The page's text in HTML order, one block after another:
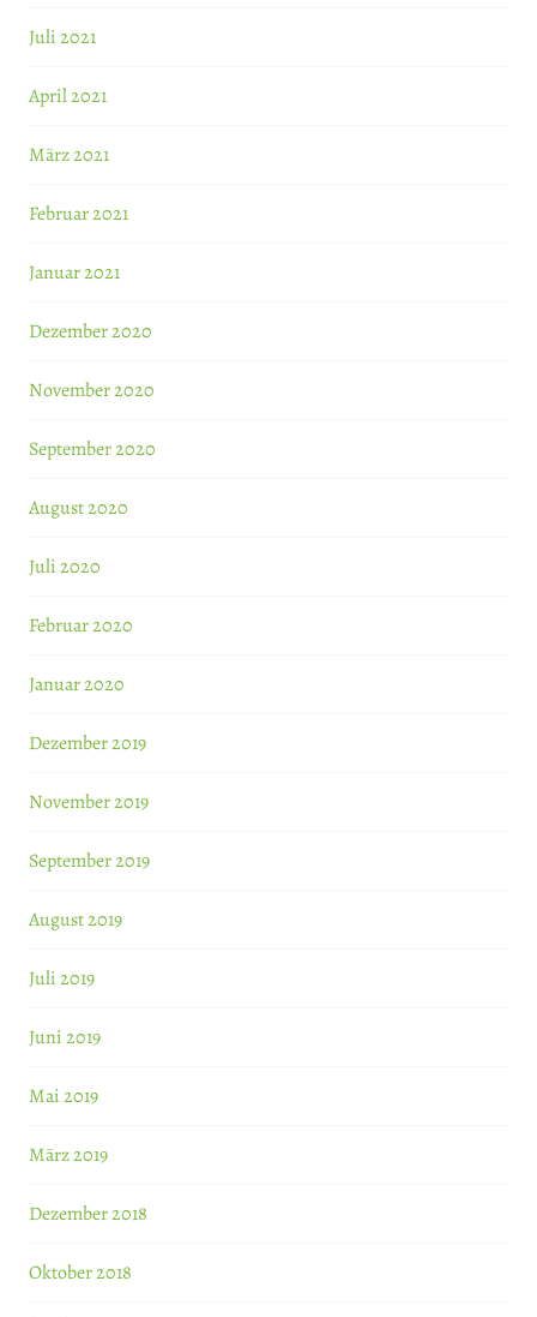
Juli 2021
April 2021
März 2021
Februar 2021
Januar 2021
Dezember 2020
November 2020
September 2020
August 2020
Juli 2020
Februar 2020
Januar 2020
Dezember 2019
November 2019
September 2019
August 2019
Juli 2019
Juni 2019
Mai 2019
März 2019
Dezember 2018
Oktober 2018